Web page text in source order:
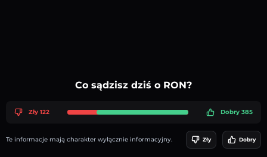
Co sądzisz dziś o RON?
Zły 122 Dobry 385
Te informacje mają charakter wyłącznie informacyjny. Zły Dobry